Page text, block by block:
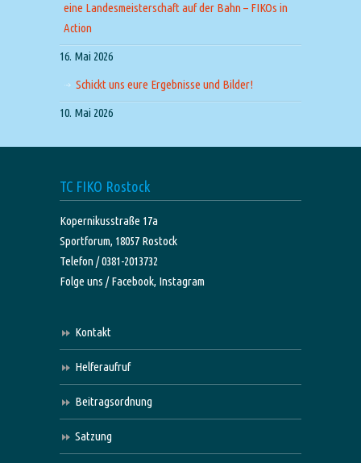
eine Landesmeisterschaft auf der Bahn – FIKOs in
Action
16. Mai 2026
Schickt uns eure Ergebnisse und Bilder!
10. Mai 2026
TC FIKO Rostock
Kopernikusstraße 17a
Sportforum, 18057 Rostock
Telefon / 0381-2013732
Folge uns /Facebook, Instagram
Kontakt
Helferaufruf
Beitragsordnung
Satzung